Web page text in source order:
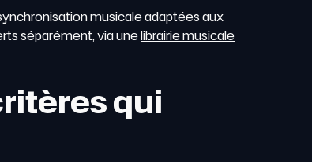
musicale adaptées aux
séparément, via unelibrairie musicale
qui